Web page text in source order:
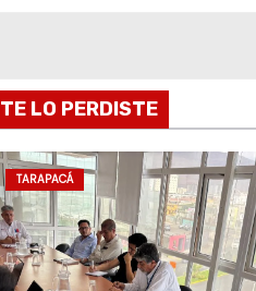
e
e
n
t
TE LO PERDISTE
TARAPACÁ